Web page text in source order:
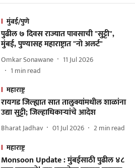
मुंबई/पुणे
पुढील ७ दिवस राज्यात पावसाची "सुट्टी",
मुंबई, पुण्यासह महाराष्ट्रात "नो अलर्ट"
Omkar Sonawane
11 Jul 2026
1 min read
महाराष्ट्र
रायगड जिल्ह्यात सात तालुक्यांमधील शाळांना
उद्या सुट्टी; जिल्हाधिकाऱ्यांचे आदेश
Bharat Jadhav 01 Jul 2026 2min read
महाराष्ट्र
Monsoon Update : मुंबईसाठी पुढील ४८